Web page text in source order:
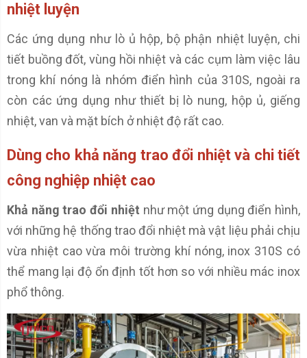
nhiệt luyện
Các ứng dụng như lò ủ hộp, bộ phận nhiệt luyện, chi
tiết buồng đốt, vùng hồi nhiệt và các cụm làm việc lâu
trong khí nóng là nhóm điển hình của 310S, ngoài ra
còn các ứng dụng như thiết bị lò nung, hộp ủ, giếng
nhiệt, van và mặt bích ở nhiệt độ rất cao.
Dùng cho khả năng trao đổi nhiệt và chi tiết
công nghiệp nhiệt cao
Khả năng trao đổi nhiệt như một ứng dụng điển hình,
với những hệ thống trao đổi nhiệt mà vật liệu phải chịu
vừa nhiệt cao vừa môi trường khí nóng, inox 310S có
thể mang lại độ ổn định tốt hơn so với nhiều mác inox
phổ thông.